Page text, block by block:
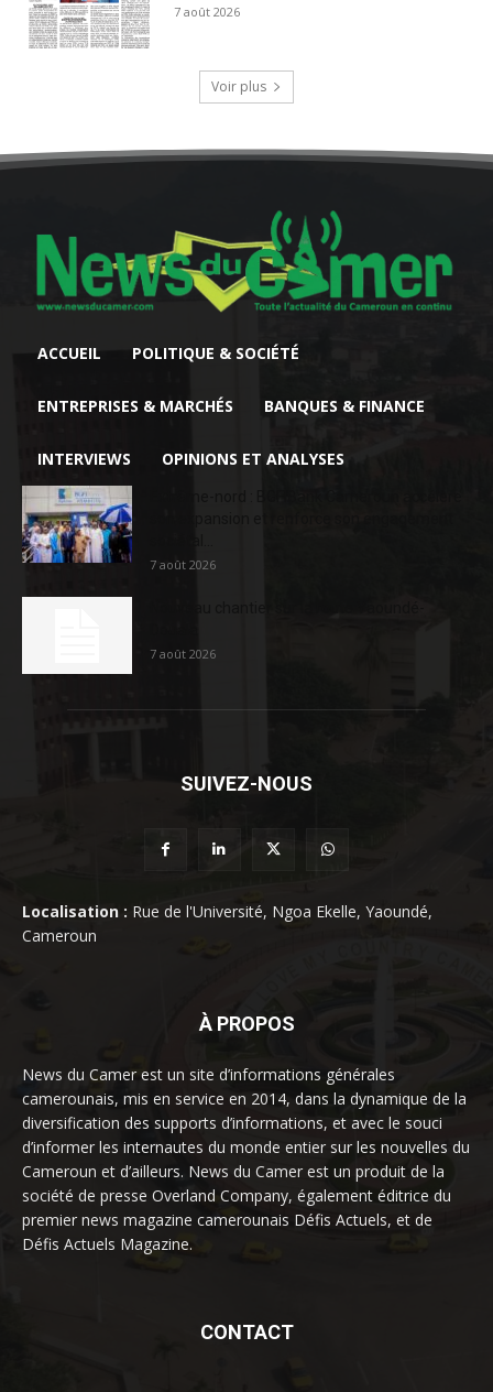
7 août 2026
Voir plus
ACCUEIL POLITIQUE & SOCIÉTÉ
ENTREPRISES & MARCHÉS BANQUES & FINANCE
INTERVIEWS OPINIONS ET ANALYSES
7 août 2026
7 août 2026
SUIVEZ-NOUS
Localisation : Rue de l'Université, Ngoa Ekelle, Yaoundé,
Cameroun
À PROPOS
News du Camer est un site d’informations générales
camerounais, mis en service en 2014, dans la dynamique de la
diversification des supports d’informations, et avec le souci
d’informer les internautes du monde entier sur les nouvelles du
Cameroun et d’ailleurs. News du Camer est un produit de la
société de presse Overland Company, également éditrice du
premier news magazine camerounais Défis Actuels, et de
Défis Actuels Magazine.
CONTACT